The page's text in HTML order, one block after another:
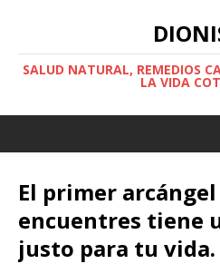
SALUD NATURAL, REMEDIOS
LA VIDA
El primer
encuentres tiene
justo para tu vida.